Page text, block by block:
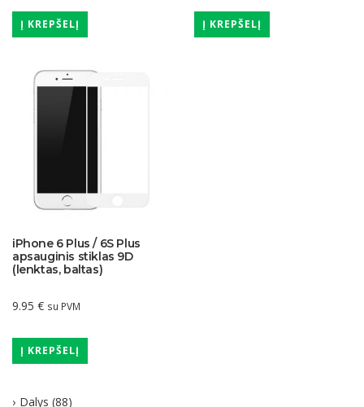
Į KREPŠELĮ Į KREPŠELĮ
iPhone 6 Plus / 6S Plus
apsauginis stiklas 9D
(lenktas, baltas)
9.95 € su PVM
Į KREPŠELĮ
Dalys (88)